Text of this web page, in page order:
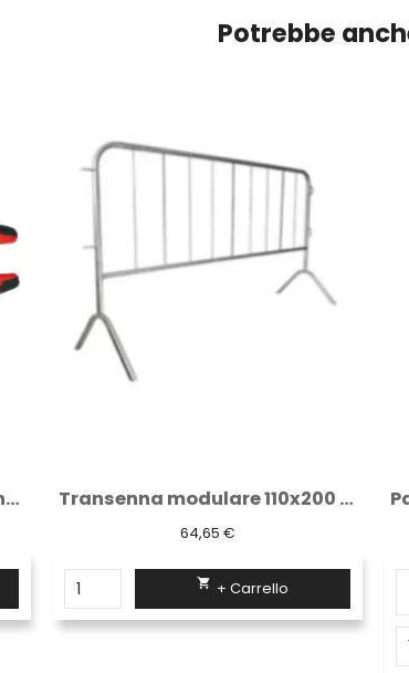
Potrebbe
Transenna modulare 110x200 Sisas e... Pantaloni corti da lavoro " party "...
33,05 €